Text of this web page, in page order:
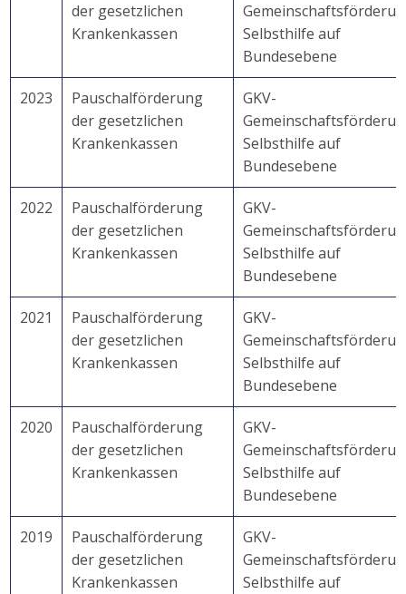
der gesetzlichen
Krankenkassen
Selbsthilfe auf
Bundesebene
2023
Pauschalförderung
der gesetzlichen
Krankenkassen
GKV-
Selbsthilfe auf
Bundesebene
2022
Pauschalförderung
der gesetzlichen
Krankenkassen
GKV-
Selbsthilfe auf
Bundesebene
2021
Pauschalförderung
der gesetzlichen
Krankenkassen
GKV-
Selbsthilfe auf
Bundesebene
2020
Pauschalförderung
der gesetzlichen
Krankenkassen
GKV-
Selbsthilfe auf
Bundesebene
2019
Pauschalförderung
der gesetzlichen
Krankenkassen
GKV-
Selbsthilfe auf